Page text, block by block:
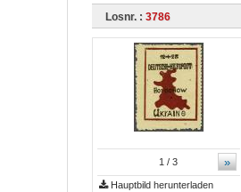
Losnr. : 3786
»
1 / 3
Hauptbild herunterladen